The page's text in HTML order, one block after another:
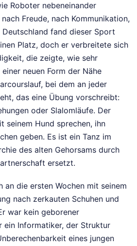
Roboter nebeneinander
Freude, nach Kommunikation,
Deutschland fand dieser Sport
Platz, doch er verbreitete sich
die zeigte, wie sehr
neuen Form der Nähe
bei dem an jeder
das eine Übung vorschreibt:
oder Slalomläufe. Der
seinem Hund sprechen, ihn
geben. Es ist ein Tanz im
des alten Gehorsams durch
ersetzt.
an die ersten Wochen mit seinem
nach zerkauten Schuhen und
war kein geborener
ein Informatiker, der Struktur
eines jungen